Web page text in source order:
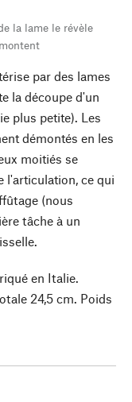
la lame le révèle
par des lames
la découpe d'un
plus petite). Les
démontés en les
moitiés se
l'articulation, ce qui
(nous
tâche à un
en Italie.
24,5 cm. Poids